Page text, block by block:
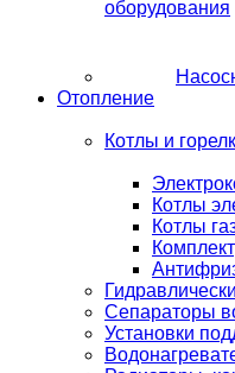
оборудования
Отопление
Котлы и
Котлы
Котлы
Сепараторы
Установки